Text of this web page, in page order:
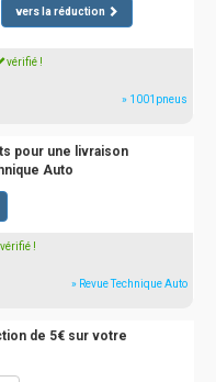
vers la réduction
vérifié !
» 1001pneus
pour une livraison
Auto
!
» Revue Technique Auto
de 5€ sur votre